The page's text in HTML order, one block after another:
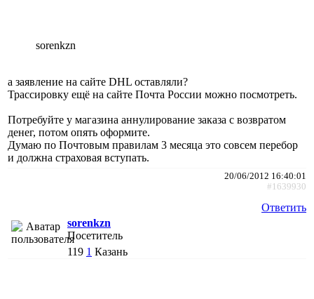
sorenkzn
а заявление на сайте DHL оставляли?
Трассировку ещё на сайте Почта России можно посмотреть.
Потребуйте у магазина аннулирование заказа с возвратом
денег, потом опять оформите.
Думаю по Почтовым правилам 3 месяца это совсем перебор
и должна страховая вступать.
20/06/2012 16:40:01
#1639930
Ответить
sorenkzn
Посетитель
119 1 Казань